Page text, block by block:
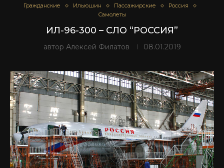
Гражданские Ильюшин Пассажирские
Россия
Самолеты
ИЛ-96-300 – СЛО “РОССИЯ”
автор Алексей Филатов 08.01.2019